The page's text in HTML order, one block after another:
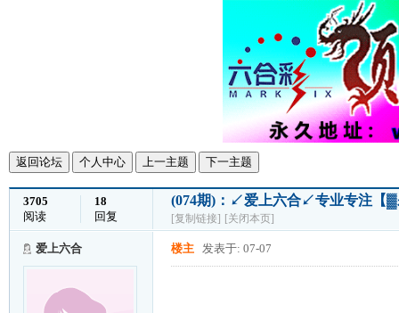
返回论坛 个人中心 上一主题 下一主题
3705
阅读
18
回复
(074期)：↙爱上六合↙专业专注
[复制链接] [关闭本页]
爱上六合 楼主 发表于: 07-07